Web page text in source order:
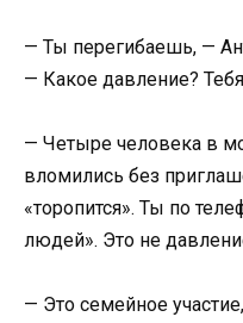
— Ты перегибаешь, —
— Какое давление?
— Четыре человека в
вломились без
«торопится». Ты по
людей». Это не
— Это семейное